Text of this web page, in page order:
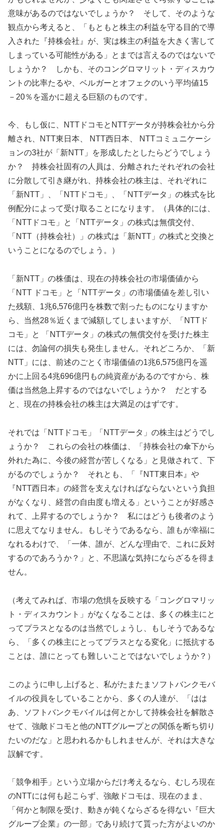
意味があるのではないでしょうか？ そして、そのような
観点から考えると、「もともと株主の利益を守る目的で導
入された『持株会社』が、実は株主の利益を大きく害して
しまっている可能性がある」とまでは言えるのではないで
しょうか？ しかも、そのコングロマリット・ディスカウ
ントの比率たるや、ベルガーとオフェクのいう平均値15
－20％を遥かに超える巨額のものです。
今、もし仮に、NTTドコモとNTTデータが持株会社から分
離され、NTT東日本、 NTT西日本、 NTTコミュニケーシ
ョンの3社が「新NTT」を形成したとしたらどうでしょう
か？ 持株会社固有の人員は、分離されたそれぞれの会社
に分散して引き継がれ、持株会社の株主は、それぞれに
「新NTT」、「NTTドコモ」、「NTTデータ」の株式を比
例配分によって受け取ることになります。（具体的には、
「NTTドコモ」と「NTTデータ」の株式は無償交付、
「NTT（持株会社）」の株式は「新NTT」の株式と交換と
いうことになるのでしょう。）
「新NTT」の株価は、現在の持株会社の市場価値から
「NTT ドコモ」と「NTTデータ」の市場価値を差し引い
た残額、1兆6,576億円を株数で割ったものになりますか
ら、当然28％近くまで減額してしまいますが、「NTTド
コモ」と 「NTTデータ」の株式の無償交付を受けた株主
には、勿論何の損失も発生しません。それどころか、「新
NTT」には、前述のごとく市場価値の1兆6,575億円を遥
かに上回る4兆696億円もの純資産があるのですから、株
価は当然急上昇するのではないでしょうか？ だとする
と、現在の持株会社の株主は大満足のはずです。
それでは「NTTドコモ」「NTTデータ」の株主はどうでし
ょうか？ これらの会社の株価は、「持株会社の傘下から
外れた為に、今後の経営が苦しくなる」と見做されて、下
がるのでしょうか？ それとも、「『NTT東日本』や
『NTT西日本』の経営を支えなければならないという負担
がなくなり、経営の自由度も増える」ということが好感さ
れて、上昇するのでしょうか？ 私にはどうも後者のよう
に思えてなりません。もしそうであるなら、誰もが幸福に
なれるわけで、「一体、誰が、どんな理由で、これに反対
するのであろうか？」と、不思議な気持にならざるを得ま
せん。
（考えてみれば、市場の危惧を反映する「コングロマリッ
ト・ディスカウント」がなくなることは、多くの株主にと
ってプラスとなるのは当然でしょうし、もしそうであるな
ら、「多くの株主にとってプラスとなる変化」に抵抗する
ことは、誰にとっても難しいことではないでしょうか？）
このように申し上げると、私がたまたまソフトバンクモバ
イルの役員をしていることから、多くの人達が、「はは
あ、ソフトバンクモバイルは何とかして持株会社を解散さ
せて、強敵ドコモと他のNTTグループとの関係を断ち切り
たいのだな」と思われるかもしれませんが、それは大きな
誤解です。
「競争相手」という立場からだけ考えるなら、むしろ現在
のNTTには何も起こらず、強敵ドコモは、現在のまま、
「何かと制限を受け、動きが鈍くならざるを得ない『巨大
グループ企業』の一部」であり続けて貰った方がよいのか